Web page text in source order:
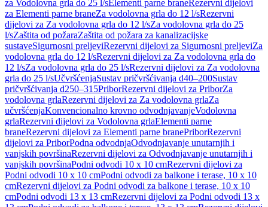
za Vodolovna grla do 25 l/sElementi parne braneRezervni dijelovi
za Elementi parne braneZa vodolovna grla do 12 l/sRezervni
dijelovi za Za vodolovna grla do 12 l/sZa vodolovna grla do 25
l/sZaštita od požaraZaštita od požara za kanalizacijske
sustaveSigurnosni preljeviRezervni dijelovi za Sigurnosni preljeviZa
vodolovna grla do 12 l/sRezervni dijelovi za Za vodolovna grla do
12 l/sZa vodolovna grla do 25 l/sRezervni dijelovi za Za vodolovna
grla do 25 l/sUčvršćenjaSustav pričvršćivanja d40–200Sustav
pričvršćivanja d250–315PriborRezervni dijelovi za PriborZa
vodolovna grlaRezervni dijelovi za Za vodolovna grlaZa
učvršćenjaKonvencionalno krovno odvodnjavanjeVodolovna
grlaRezervni dijelovi za Vodolovna grlaElementi parne
braneRezervni dijelovi za Elementi parne branePriborRezervni
dijelovi za PriborPodna odvodnjaOdvodnjavanje unutarnjih i
vanjskih površinaRezervni dijelovi za Odvodnjavanje unutarnjih i
vanjskih površinaPodni odvodi 10 x 10 cmRezervni dijelovi za
Podni odvodi 10 x 10 cmPodni odvodi za balkone i terase, 10 x 10
cmRezervni dijelovi za Podni odvodi za balkone i terase, 10 x 10
cmPodni odvodi 13 x 13 cmRezervni dijelovi za Podni odvodi 13 x